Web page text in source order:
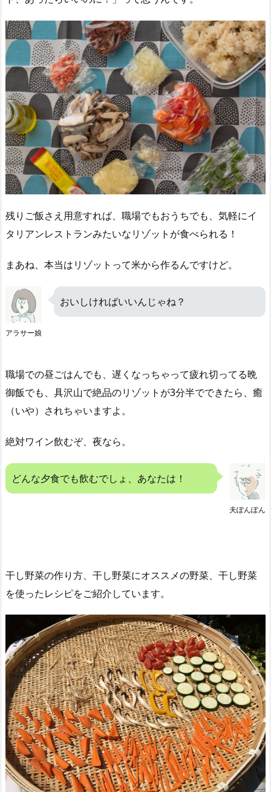
残りご飯さえ用意すれば、職場でもおうちでも、気軽にイ
タリアンレストランみたいなリゾットが食べられる！
まあね、本当はリゾットって米から作るんですけど。
アラサー娘
おいしければいいんじゃね？
職場での昼ごはんでも、遅くなっちゃって疲れ切ってる晩
御飯でも、具沢山で絶品のリゾットが3分半でできたら、癒
（いや）されちゃいますよ。
絶対ワイン飲むぞ、夜なら。
夫ぽんぽん
どんな夕食でも飲むでしょ、あなたは！
干し野菜の作り方、干し野菜にオススメの野菜、干し野菜
を使ったレシピをご紹介しています。